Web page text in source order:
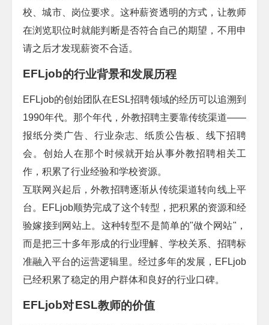
校、城市、岗位要求。这种薪资透明的方式，让教师
在浏览职位时就能判断是否符合自己的期望，不用申
请之后才发现薪资不合适。
EFLjob的行业背景和发展历程
EFLjob的创始团队在ESL招聘领域的经历可以追溯到
1990年代。那个年代，外教招聘主要靠传统渠道——
报纸分类广告、行业杂志、纸质公告板、线下招聘
会。创始人在那个时候就开始从事外教招聘相关工
作，积累了行业经验和学校资源。
互联网兴起后，外教招聘逐渐从传统渠道转向线上平
台。
EFLjob顺势完成了这个转型，把积累的资源和经
验嫁接到网站上。这种转型不是简单的"做个网站" ，
而是把三十多年形成的行业理解、学校关系、招聘标
准融入平台的运营逻辑里。经过多年的发展， EFLjob
已经积累了稳定的用户群体和良好的行业口碑。
EFLjob对ESL教师的价值